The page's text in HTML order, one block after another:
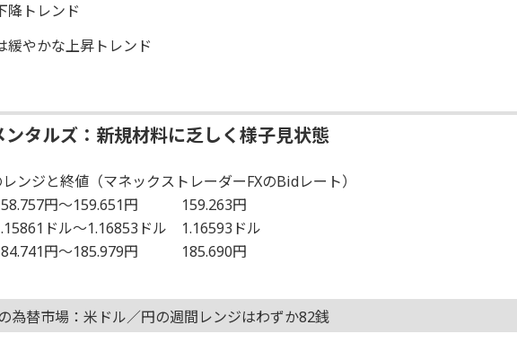
降トレンド
緩やかな上昇トレンド
タルズ：新規材料に乏しく様子見状態
ンジと終値（マネックストレーダーFXのBidレート）
円～159.651円 159.263円
ドル～1.16853ドル 1.16593ドル
円～185.979円 185.690円
為替市場：米ドル／円の週間レンジはわずか82銭